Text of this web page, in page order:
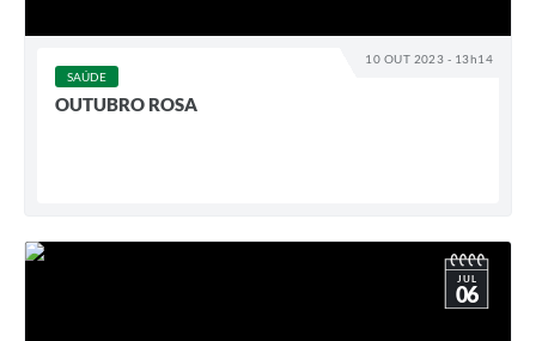
10 OUT 2023 - 13h14
SAÚDE
OUTUBRO ROSA
JUL
06